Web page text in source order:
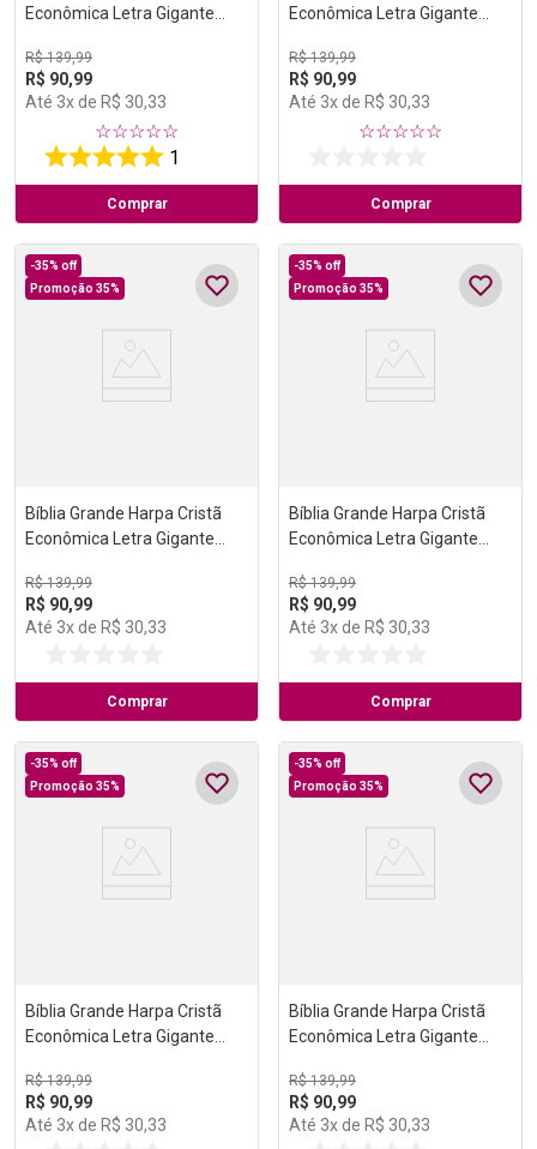
Econômica Letra Gigante
R$ 139,99
R$ 90,99
Até 3x de R$ 30,33
☆☆☆☆☆
1
Comprar
Econômica Letra Gigante
R$ 139,99
R$ 90,99
Até 3x de R$ 30,33
☆☆☆☆☆
Comprar
-35% off
Promoção 35%
Bíblia Grande Harpa Cristã
Econômica Letra Gigante
R$ 139,99
R$ 90,99
Até 3x de R$ 30,33
Comprar
-35% off
Promoção 35%
Bíblia Grande Harpa Cristã
Econômica Letra Gigante
R$ 139,99
R$ 90,99
Até 3x de R$ 30,33
Comprar
-35% off
Promoção 35%
Bíblia Grande Harpa Cristã
Econômica Letra Gigante
R$ 139,99
R$ 90,99
Até 3x de R$ 30,33
-35% off
Promoção 35%
Bíblia Grande Harpa Cristã
Econômica Letra Gigante
R$ 139,99
R$ 90,99
Até 3x de R$ 30,33